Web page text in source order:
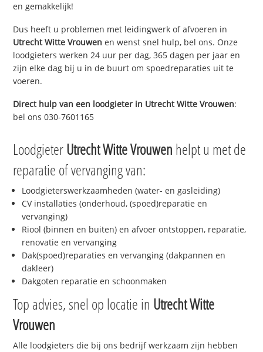
en gemakkelijk!
Dus heeft u problemen met leidingwerk of afvoeren in
Utrecht Witte Vrouwen en wenst snel hulp, bel ons. Onze
loodgieters werken 24 uur per dag, 365 dagen per jaar en
zijn elke dag bij u in de buurt om spoedreparaties uit te
voeren.
Direct hulp van een loodgieter in Utrecht Witte Vrouwen:
bel ons 030-7601165
LoodgieterUtrecht Witte Vrouwen helpt u met de
reparatie of vervanging van:
Loodgieterswerkzaamheden (water- en gasleiding)
CV installaties (onderhoud, (spoed)reparatie en
vervanging)
Riool (binnen en buiten) en afvoer ontstoppen, reparatie,
renovatie en vervanging
Dak(spoed)reparaties en vervanging (dakpannen en
dakleer)
Dakgoten reparatie en schoonmaken
Top advies, snel op locatie in Utrecht Witte
Vrouwen
Alle loodgieters die bij ons bedrijf werkzaam zijn hebben